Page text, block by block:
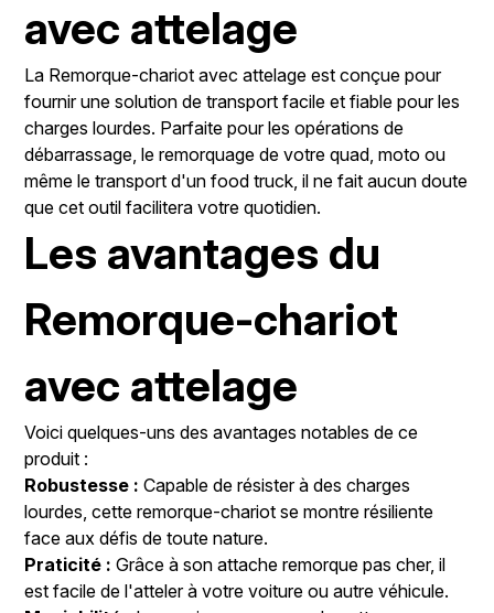
avec attelage
La Remorque-chariot avec attelage est conçue pour
fournir une solution de transport facile et fiable pour les
charges lourdes. Parfaite pour les opérations de
débarrassage, le remorquage de votre quad, moto ou
même le transport d'un food truck, il ne fait aucun doute
que cet outil facilitera votre quotidien.
Les avantages du
Remorque-chariot
avec attelage
Voici quelques-uns des avantages notables de ce
produit :
Robustesse : Capable de résister à des charges
lourdes, cette remorque-chariot se montre résiliente
face aux défis de toute nature.
Praticité : Grâce à son attache remorque pas cher, il
est facile de l'atteler à votre voiture ou autre véhicule.